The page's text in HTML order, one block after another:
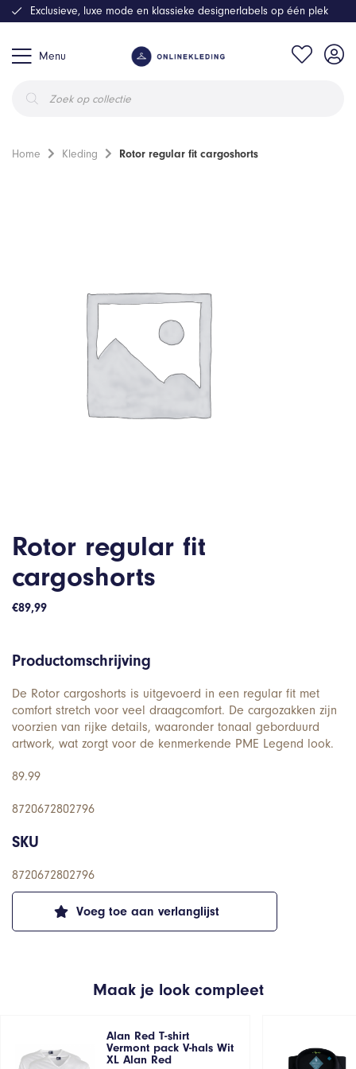
Menu
zoeken
Exclusieve, luxe mode en klassieke designerlabels op één plek
Home Kleding Rotor regular fit cargoshorts
Rotor regular fit
cargoshorts
€89,99
Voeg toe aan verlanglijst
Productomschrijving
De Rotor cargoshorts is uitgevoerd in een regular fit met
comfort stretch voor veel draagcomfort. De cargozakken zijn
voorzien van rijke details, waaronder tonaal geborduurd
artwork, wat zorgt voor de kenmerkende PME Legend look.
89.99
8720672802796
SKU
8720672802796
Maak je look compleet
Alan Red T-shirt
Vermont pack V-hals Wit
XL Alan Red